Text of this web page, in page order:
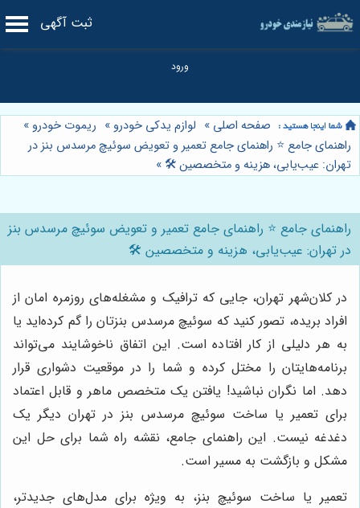
ثبت آگهی
صفحه اصلی » لوازم یدکی خودرو » ریموت خودرو »
راهنمای جامع ⭐️ راهنمای جامع تعمیر و تعویض سوئیچ مرسدس بنز در
تهران: عیب‌یابی، هزینه و متخصصین 🛠️»
راهنمای جامع ⭐️ راهنمای جامع تعمیر و تعویض سوئیچ مرسدس بنز
در تهران: عیب‌یابی، هزینه و متخصصین 🛠️
در کلان‌شهر تهران، جایی که ترافیک و مشغله‌های روزمره امان از
افراد بریده، تصور کنید که سوئیچ مرسدس بنزتان را گم کرده‌اید یا
به هر دلیلی از کار افتاده است. این اتفاق ناخوشایند می‌تواند
برنامه‌هایتان را مختل کرده و شما را در موقعیت دشواری قرار
دهد. اما نگران نباشید! یافتن یک متخصص ماهر و قابل اعتماد
برای تعمیر یا ساخت سوئیچ مرسدس بنز در تهران دیگر یک
دغدغه نیست. این راهنمای جامع، نقشه راه شما برای حل این
مشکل و بازگشت به مسیر است.
تعمیر یا ساخت سوئیچ بنز، به ویژه برای مدل‌های جدیدتر،